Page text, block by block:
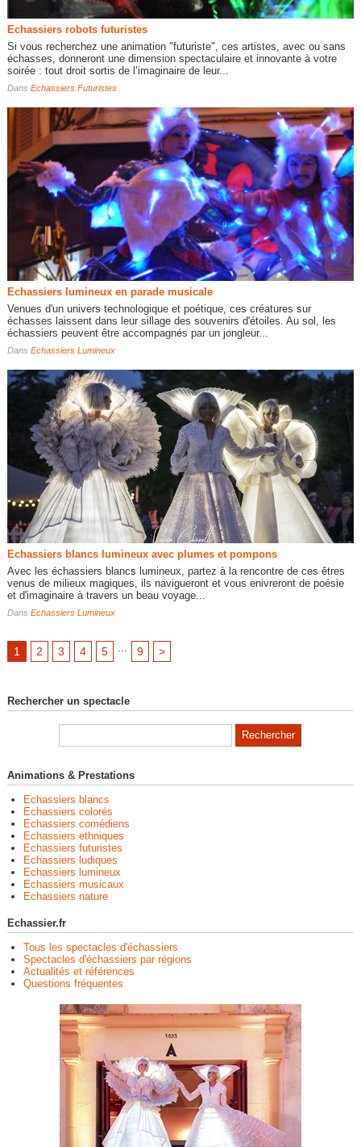
Echassiers robots futuristes
Si vous recherchez une animation "futuriste", ces artistes, avec ou sans
échasses, donneront une dimension spectaculaire et innovante à votre
soirée : tout droit sortis de l’imaginaire de leur...
Dans Echassiers Futuristes
Echassiers lumineux en parade musicale
Venues d'un univers technologique et poétique, ces créatures sur
échasses laissent dans leur sillage des souvenirs d'étoiles. Au sol, les
échassiers peuvent être accompagnés par un jongleur...
Dans Echassiers Lumineux
Echassiers blancs lumineux avec plumes et pompons
Avec les échassiers blancs lumineux, partez à la rencontre de ces êtres
venus de milieux magiques, ils navigueront et vous enivreront de poésie
et d'imaginaire à travers un beau voyage...
Dans Echassiers Lumineux
1 2 3 4 5 9 >
Rechercher un spectacle
Animations & Prestations
Echassiers blancs
Echassiers colorés
Echassiers comédiens
Echassiers ethniques
Echassiers futuristes
Echassiers ludiques
Echassiers lumineux
Echassiers musicaux
Echassiers nature
Echassier.fr
Tous les spectacles d'échassiers
Spectacles d'échassiers par régions
Actualités et références
Questions fréquentes